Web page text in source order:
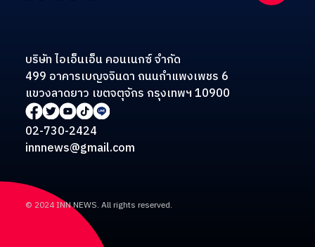
บริษัท ไอเอ็นเอ็น คอนเนกซ์ จำกัด
499 อาคารเบญจจินดา ถนนกำแพงเพชร 6
แขวงลาดยาว เขตจตุจักร กรุงเทพฯ 10900
02-730-2424
innnews@gmail.com
© 2024 INN NEWS. All rights reserved.